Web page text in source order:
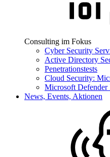
Consulting im Fokus
Cyber Security
Active Directory
Penetrationstests
Cloud Security:
Microsoft Defender
News, Events, Aktionen